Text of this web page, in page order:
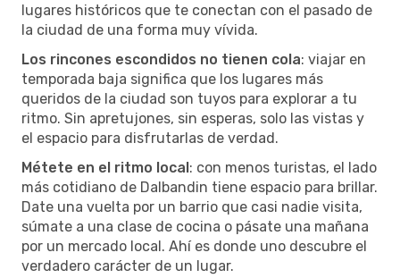
lugares históricos que te conectan con el pasado de
la ciudad de una forma muy vívida.
Los rincones escondidos no tienen cola: viajar en
temporada baja significa que los lugares más
queridos de la ciudad son tuyos para explorar a tu
ritmo. Sin apretujones, sin esperas, solo las vistas y
el espacio para disfrutarlas de verdad.
Métete en el ritmo local: con menos turistas, el lado
más cotidiano de Dalbandin tiene espacio para brillar.
Date una vuelta por un barrio que casi nadie visita,
súmate a una clase de cocina o pásate una mañana
por un mercado local. Ahí es donde uno descubre el
verdadero carácter de un lugar.